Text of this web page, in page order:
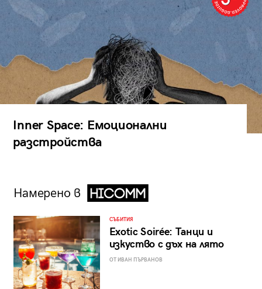
Inner Space: Емоционални
разстройства
Намерено в
СЪБИТИЯ
Exotic Soirée: Танци и
изкуство с дъх на лято
ОТ ИВАН ПЪРВАНОВ